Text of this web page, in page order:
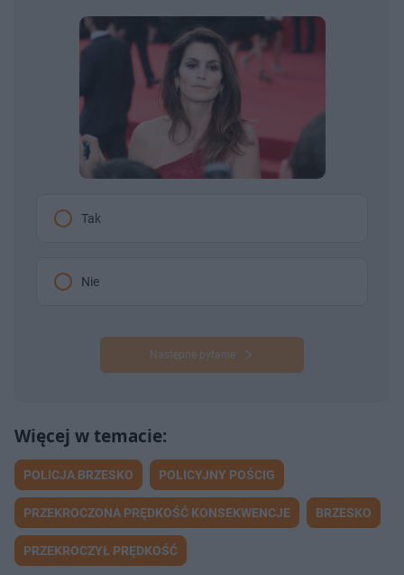
Tak
Nie
Następne pytanie
POLICJA BRZESKO POLICYJNY POŚCIG
PRZEKROCZONA PRĘDKOŚĆ KONSEKWENCJE BRZESKO
PRZEKROCZYŁ PRĘDKOŚĆ